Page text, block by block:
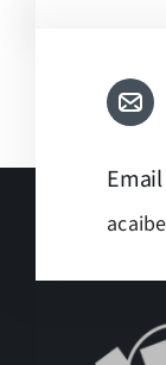
Email